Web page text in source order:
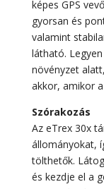
képes GPS
gyorsan és
valamint
látható.
növényzet
akkor, amikor
Szórakozás
Az eTrex 30x
állományokat,
tölthetők.
és kezdje el a